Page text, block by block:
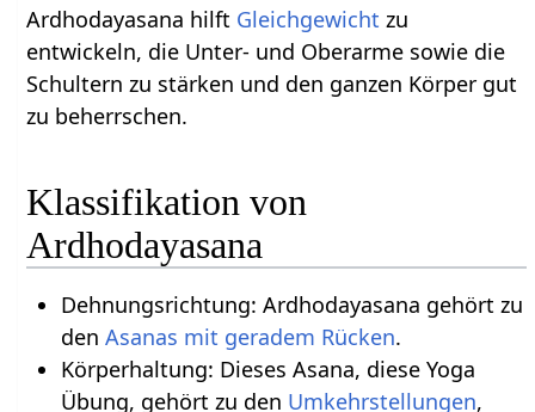
Ardhodayasana hilft Gleichgewicht zu
entwickeln, die Unter- und Oberarme sowie die
Schultern zu stärken und den ganzen Körper gut
zu beherrschen.
Klassifikation von
Ardhodayasana
Dehnungsrichtung: Ardhodayasana gehört zu
den Asanas mit geradem Rücken.
Körperhaltung: Dieses Asana, diese Yoga
Übung, gehört zu den Umkehrstellungen,